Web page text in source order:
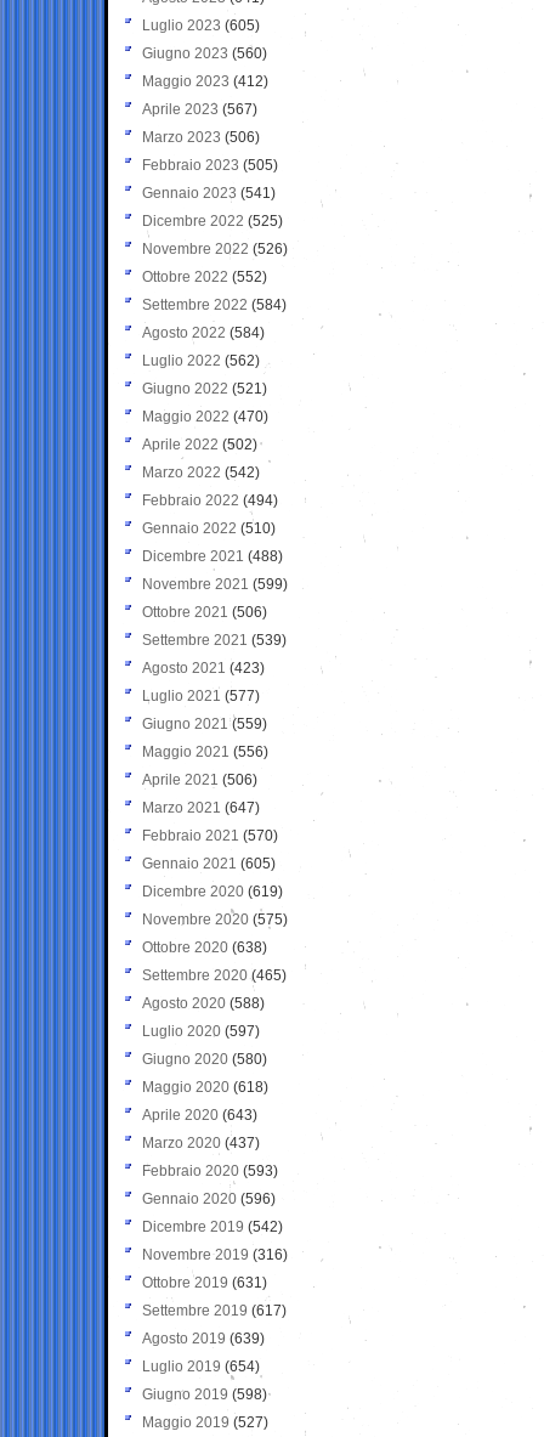
Luglio 2023 (605)
Giugno 2023 (560)
Maggio 2023 (412)
Aprile 2023 (567)
Marzo 2023 (506)
Febbraio 2023 (505)
Gennaio 2023 (541)
Dicembre 2022 (525)
Novembre 2022 (526)
Ottobre 2022 (552)
Settembre 2022 (584)
Agosto 2022 (584)
Luglio 2022 (562)
Giugno 2022 (521)
Maggio 2022 (470)
Aprile 2022 (502)
Marzo 2022 (542)
Febbraio 2022 (494)
Gennaio 2022 (510)
Dicembre 2021 (488)
Novembre 2021 (599)
Ottobre 2021 (506)
Settembre 2021 (539)
Agosto 2021 (423)
Luglio 2021 (577)
Giugno 2021(559)
Maggio 2021 (556)
Aprile 2021 (506)
Marzo 2021 (647)
Febbraio 2021 (570)
Gennaio 2021 (605)
Dicembre 2020 (619)
Novembre 2020 (575)
Ottobre 2020 (638)
Settembre 2020(465)
Agosto 2020 (588)
Luglio 2020 (597)
Giugno 2020 (580)
Maggio 2020 (618)
Aprile 2020 (643)
Marzo 2020 (437)
Febbraio 2020 (593)
Gennaio 2020 (596)
Dicembre 2019 (542)
Novembre 2019 (316)
Ottobre 2019 (631)
Settembre 2019 (617)
Agosto 2019 (639)
Luglio 2019 (654)
Giugno 2019 (598)
Maggio 2019 (527)